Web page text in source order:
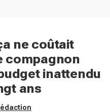
ne coûtait
compagnon
inattendu
ans